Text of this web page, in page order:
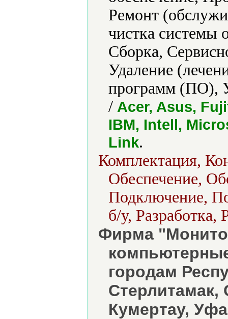
Ремонт
чистка системы
Сборка,
Удаление
программ (ПО),
/ Acer, Asus,
IBM, Intell,
Link.
Комплектация,
Обеспечение,
Подключение,
б/у, Разработка,
Фирма
городам
Кумертау,